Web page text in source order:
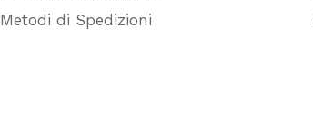
Metodi di Spedizioni